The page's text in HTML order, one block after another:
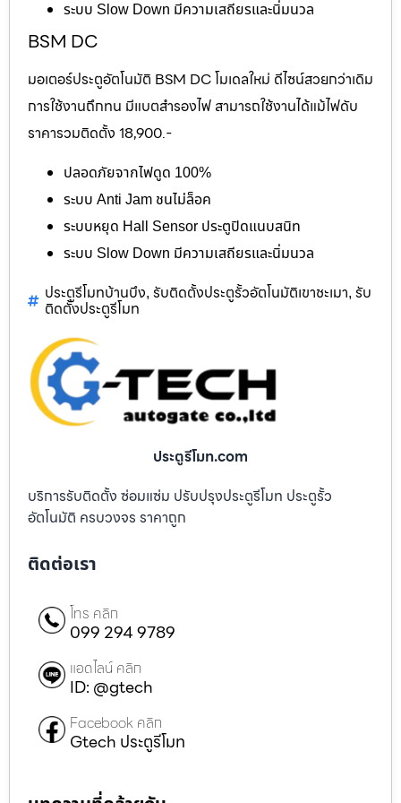
ระบบ Slow Down มีความเสถียรและนิ่มนวล
BSM DC
มอเตอร์ประตูอัตโนมัติ BSM DC โมเดลใหม่ ดีไซน์สวยกว่าเดิม
การใช้งานถึกทน มีแบตสำรองไฟ สามารถใช้งานได้แม้ไฟดับ
ราคารวมติดตั้ง 18,900.-
ปลอดภัยจากไฟดูด 100%
ระบบ Anti Jam ชนไม่ล็อค
ระบบหยุด Hall Sensor ประตูปิดแนบสนิท
ระบบ Slow Down มีความเสถียรและนิ่มนวล
ประตูรีโมทบ้านบึง, รับติดตั้งประตูรั้วอัตโนมัติเขาชะเมา, รับ
ติดตั้งประตูรีโมท
ประตูรีโมท.com
บริการรับติดตั้ง ซ่อมแซ่ม ปรับปรุงประตูรีโมท ประตูรั้ว
อัตโนมัติ ครบวงจร ราคาถูก
ติดต่อเรา
โทร คลิก
099 294 9789
แอดไลน์ คลิก
ID: @gtech
Facebook คลิก
Gtech ประตูรีโมท